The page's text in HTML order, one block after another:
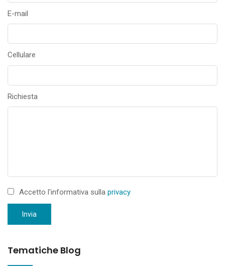
E-mail
Cellulare
Richiesta
Accetto l'informativa sulla privacy
Invia
Tematiche Blog